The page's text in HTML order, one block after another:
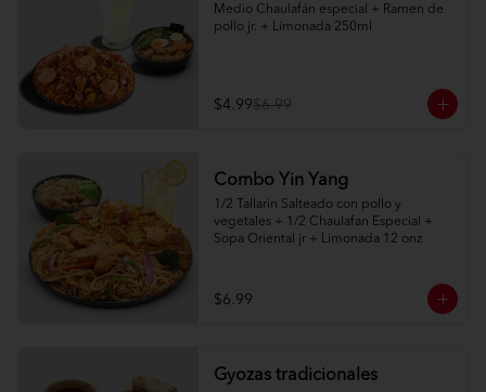
Medio Chaulafán especial + Ramen de
pollo jr. + Limonada 250ml
$4.99$6.99
Combo Yin Yang
1/2 Tallarin Salteado con pollo y
vegetales + 1/2 Chaulafan Especial +
Sopa Oriental jr + Limonada 12 onz
$6.99
Gyozas tradicionales